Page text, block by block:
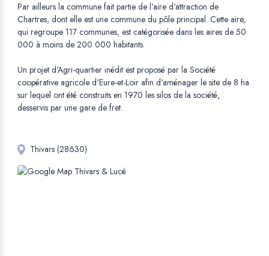
Par ailleurs la commune fait partie de l'aire d'attraction de
Chartres, dont elle est une commune du pôle principal. Cette aire,
qui regroupe 117 communes, est catégorisée dans les aires de 50
000 à moins de 200 000 habitants.
Un projet d'Agri-quartier inédit est proposé par la Société
coopérative agricole d'Eure-et-Loir afin d'aménager le site de 8 ha
sur lequel ont été construits en 1970 les silos de la société,
desservis par une gare de fret.
Thivars (28630)